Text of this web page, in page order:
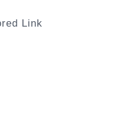
Link